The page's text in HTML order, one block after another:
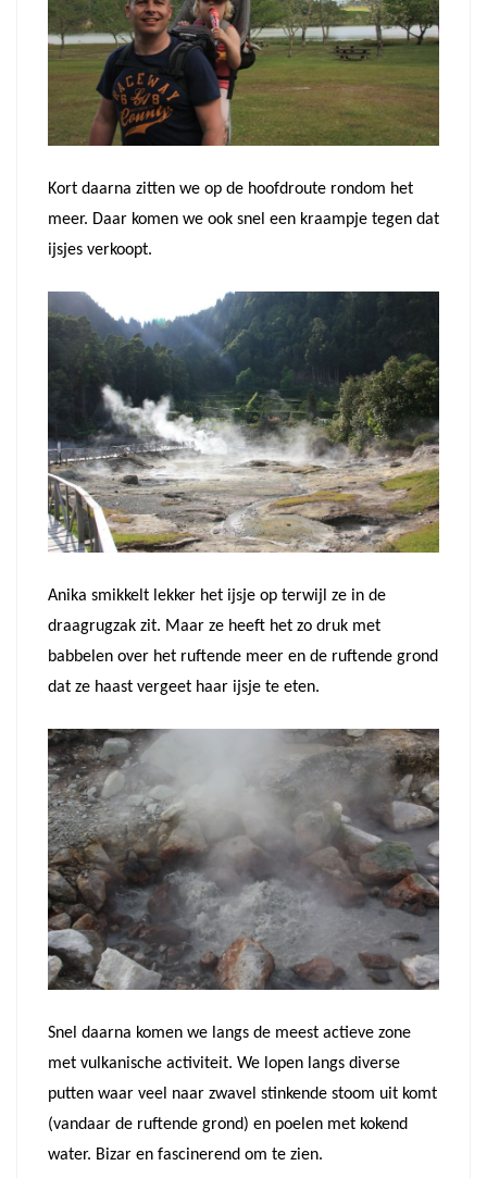
Kort daarna zitten we op de hoofdroute rondom het
meer. Daar komen we ook snel een kraampje tegen dat
ijsjes verkoopt.
Anika smikkelt lekker het ijsje op terwijl ze in de
draagrugzak zit. Maar ze heeft het zo druk met
babbelen over het ruftende meer en de ruftende grond
dat ze haast vergeet haar ijsje te eten.
Snel daarna komen we langs de meest actieve zone
met vulkanische activiteit. We lopen langs diverse
putten waar veel naar zwavel stinkende stoom uit komt
(vandaar de ruftende grond) en poelen met kokend
water. Bizar en fascinerend om te zien.